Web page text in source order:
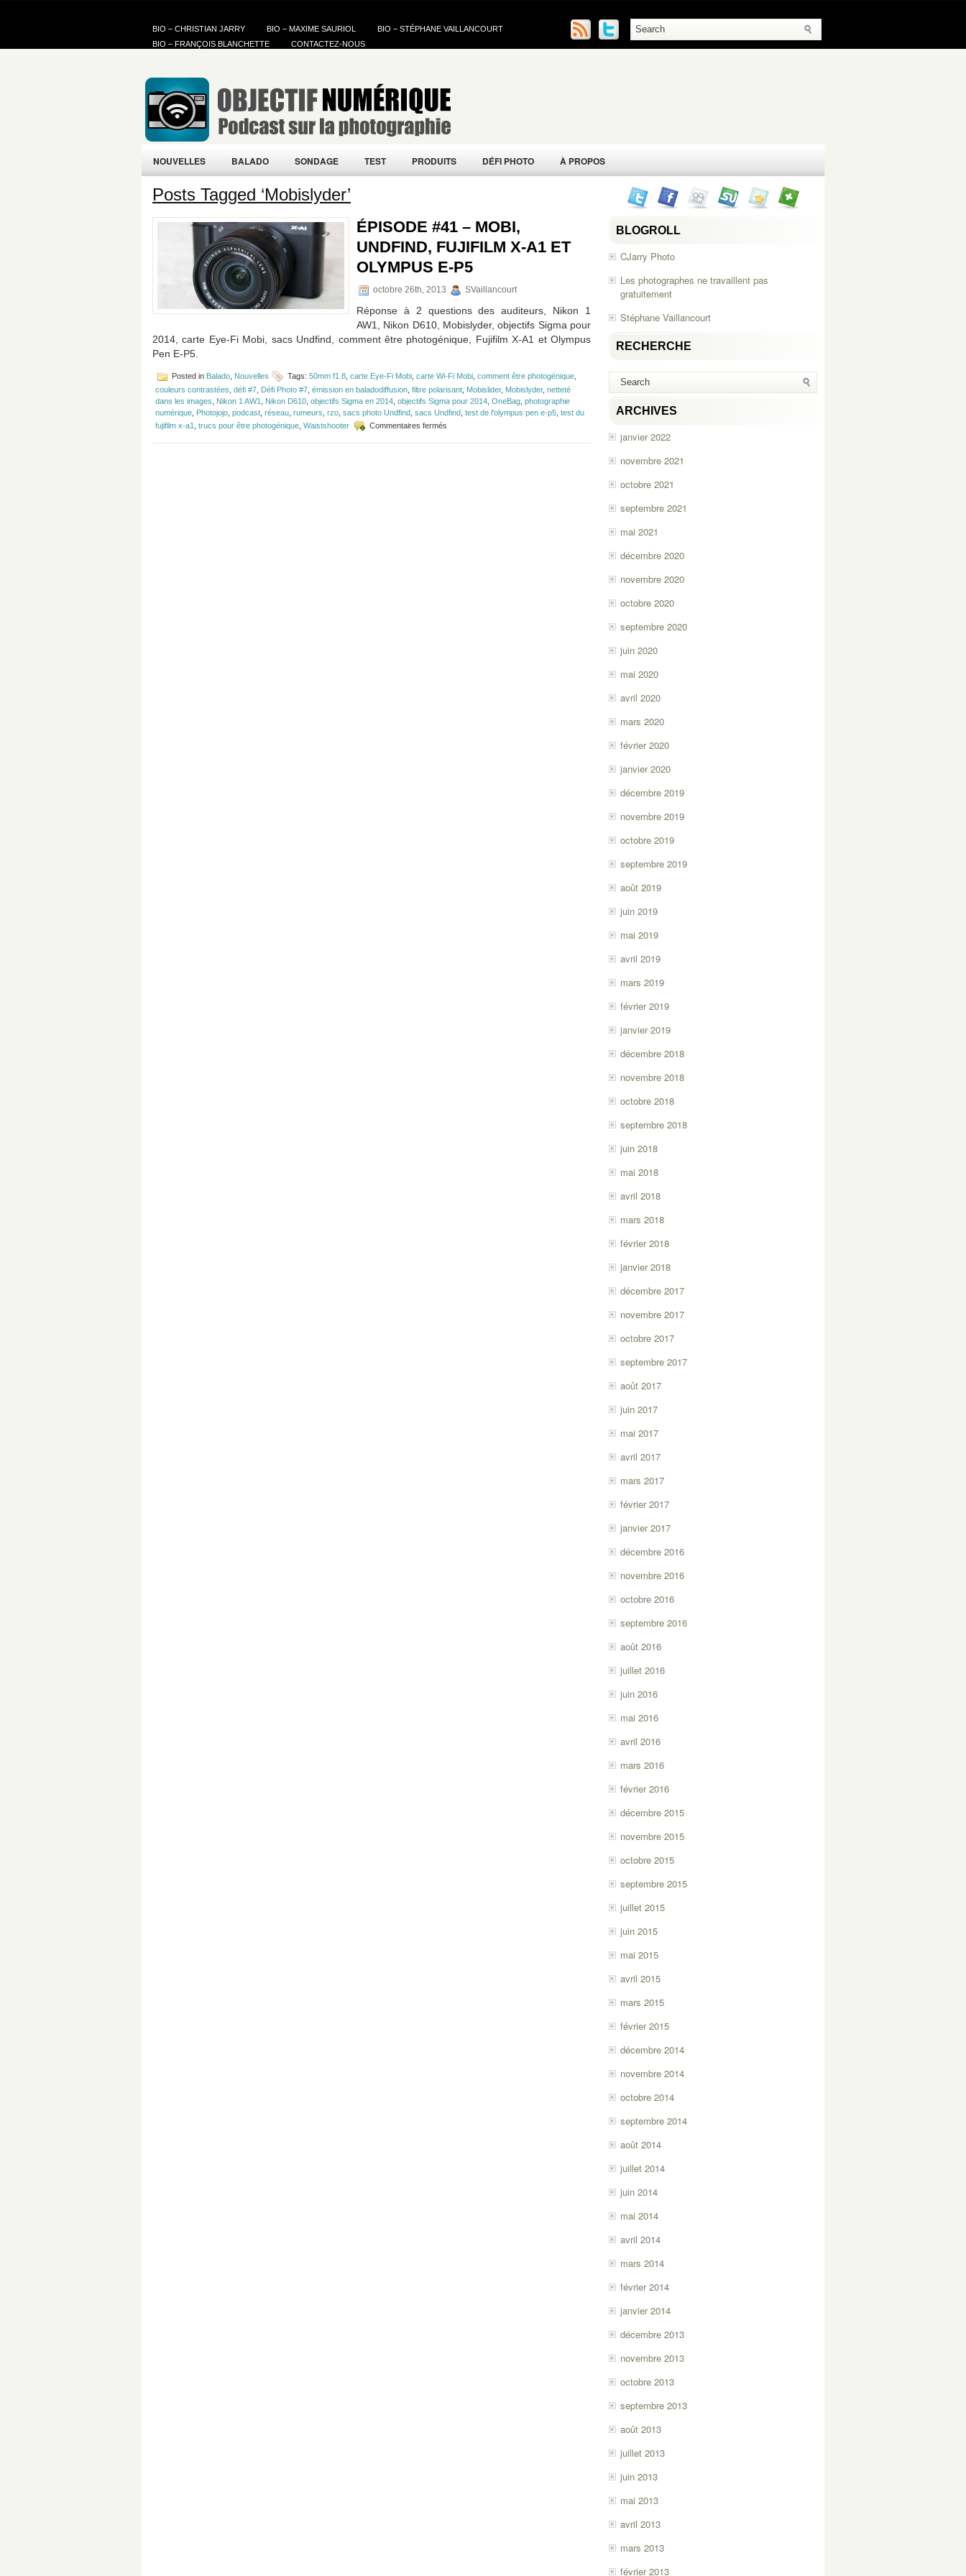
BIO – CHRISTIAN JARRY BIO – MAXIME SAURIOL
BIO – STÉPHANE VAILLANCOURT
BIO – FRANÇOIS BLANCHETTE
CONTACTEZ-NOUS
NOUVELLES BALADO SONDAGE TEST PRODUITS DÉFI PHOTO À PROPOS
Posts Tagged ‘Mobislyder’
ÉPISODE #41 – MOBI,
UNDFIND, FUJIFILM X-A1 ET
OLYMPUS E-P5
octobre 26th, 2013 SVaillancourt
Réponse à 2 questions des auditeurs, Nikon 1
AW1, Nikon D610, Mobislyder, objectifs Sigma pour
2014, carte Eye-Fi Mobi, sacs Undfind, comment être photogénique, Fujifilm X-A1 et Olympus
Pen E-P5.
Posted in Balado Nouvelles Tags: 50mm f1.8 carte Eye-Fi Mobi carte Wi-Fi Mobi comment être photogénique
couleurs contrastées défi #7 Défi Photo #7 émission en baladodiffusion filtre polarisant Mobislider, Mobislyder, netteté
dans les images
Nikon 1 AW1 Nikon D610 objectifs Sigma en 2014 objectifs Sigma pour 2014 OneBag photographie
numérique Photojojo podcast réseau rumeurs rzo sacs photo Undfind sacs Undfind test de l'olympus pen e-p5 test du
fujifilm x-a1
trucs pour être photogénique Waistshooter Commentaires fermés
#41
BLOGROLL
CJarry Photo
Les photographes ne travaillent pas
gratuitement
Stéphane Vaillancourt
RECHERCHE
ARCHIVES
janvier 2022
novembre 2021
octobre 2021
septembre 2021
mai 2021
décembre 2020
novembre 2020
octobre 2020
septembre 2020
juin 2020
mai 2020
avril 2020
mars 2020
février 2020
janvier 2020
décembre 2019
novembre 2019
octobre 2019
septembre 2019
août 2019
juin 2019
mai 2019
avril 2019
mars 2019
février 2019
janvier 2019
décembre 2018
novembre 2018
octobre 2018
septembre 2018
juin 2018
mai 2018
avril 2018
mars 2018
février 2018
janvier 2018
décembre 2017
novembre 2017
octobre 2017
septembre 2017
août 2017
juin 2017
mai 2017
avril 2017
mars 2017
février 2017
janvier 2017
décembre 2016
novembre 2016
octobre 2016
septembre 2016
août 2016
juillet 2016
juin 2016
mai 2016
avril 2016
mars 2016
février 2016
décembre 2015
novembre 2015
octobre 2015
septembre 2015
juillet 2015
juin 2015
mai 2015
avril 2015
mars 2015
février 2015
décembre 2014
novembre 2014
octobre 2014
septembre 2014
août 2014
juillet 2014
juin 2014
mai 2014
avril 2014
mars 2014
février 2014
janvier 2014
décembre 2013
novembre 2013
octobre 2013
septembre 2013
août 2013
juillet 2013
juin 2013
mai 2013
avril 2013
mars 2013
février 2013